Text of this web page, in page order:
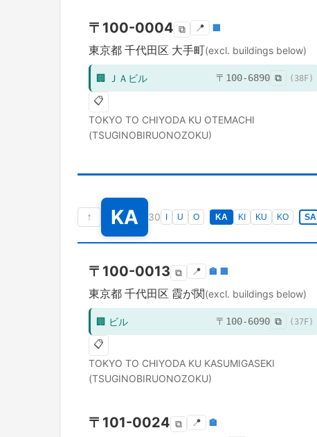
〒 100-0004 ⧉ 📍 🏢
東京都 千代田区 大手町(excl. buildings below)
🏢 ＪＡビル 〒 100-6890 ⧉ ( 38F)
📋
TOKYO TO CHIYODA KU OTEMACHI
(TSUGINOBIRUONOZOKU)
↑ KA 30 U O KA KI KU KO SA
〒 100-0013 ⧉ 📍 🏣 🏢
東京都 千代田区 霞が関(excl. buildings below)
🏢 ビル 〒 100-6090 ⧉ ( 37F)
📋
TOKYO TO CHIYODA KU KASUMIGASEKI
(TSUGINOBIRUONOZOKU)
〒 101-0024 ⧉ 📍 🏣